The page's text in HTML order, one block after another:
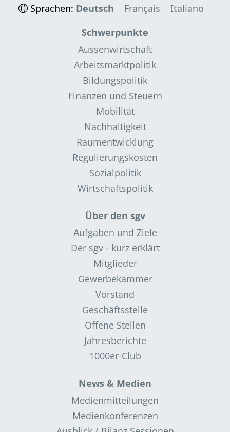
Sprachen: Deutsch Français
Italiano
Schwerpunkte
Aussenwirtschaft
Arbeitsmarktpolitik
Bildungspolitik
Finanzen und Steuern
Mobilität
Nachhaltigkeit
Raumentwicklung
Regulierungskosten
Sozialpolitik
Wirtschaftspolitik
Über den sgv
Aufgaben und Ziele
Der sgv - kurz erklärt
Mitglieder
Gewerbekammer
Vorstand
Geschäftsstelle
Offene Stellen
Jahresberichte
1000er-Club
News & Medien
Medienmitteilungen
Medienkonferenzen